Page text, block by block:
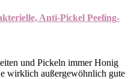
Anti-Pickel Peeling-
und Pickeln immer Honig
wirklich außergewöhnlich gute